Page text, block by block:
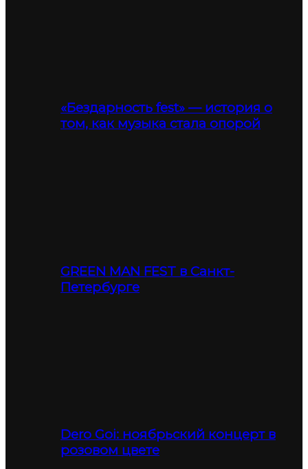
«Бездарность fest» — история о
том, как музыка стала опорой
GREEN MAN FEST в Санкт-
Петербурге
Dero Goi: ноябрьский концерт в
розовом цвете